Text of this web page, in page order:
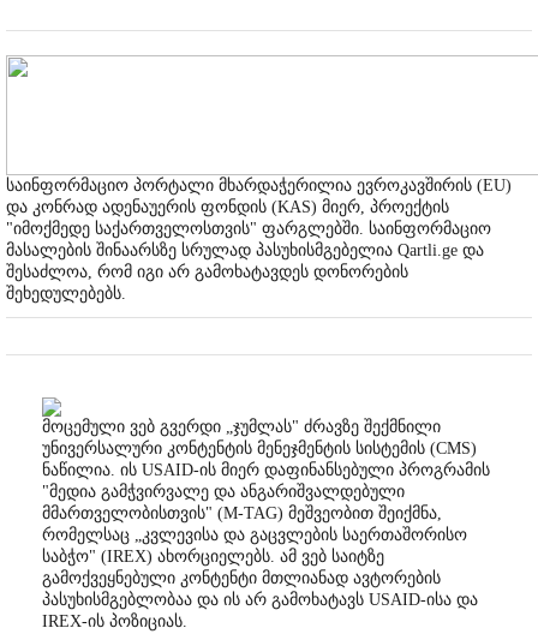
საინფორმაციო პორტალი მხარდაჭერილია ევროკავშირის (EU)
და კონრად ადენაუერის ფონდის (KAS) მიერ, პროექტის
"იმოქმედე საქართველოსთვის" ფარგლებში. საინფორმაციო
მასალების შინაარსზე სრულად პასუხისმგებელია Qartli.ge და
შესაძლოა, რომ იგი არ გამოხატავდეს დონორების
შეხედულებებს.
მოცემული ვებ გვერდი „ჯუმლას" ძრავზე შექმნილი
უნივერსალური კონტენტის მენეჯმენტის სისტემის (CMS)
ნაწილია. ის USAID-ის მიერ დაფინანსებული პროგრამის
"მედია გამჭვირვალე და ანგარიშვალდებული
მმართველობისთვის" (M-TAG) მეშვეობით შეიქმნა,
რომელსაც „კვლევისა და გაცვლების საერთაშორისო
საბჭო" (IREX) ახორციელებს. ამ ვებ საიტზე
გამოქვეყნებული კონტენტი მთლიანად ავტორების
პასუხისმგებლობაა და ის არ გამოხატავს USAID-ისა და
IREX-ის პოზიციას.